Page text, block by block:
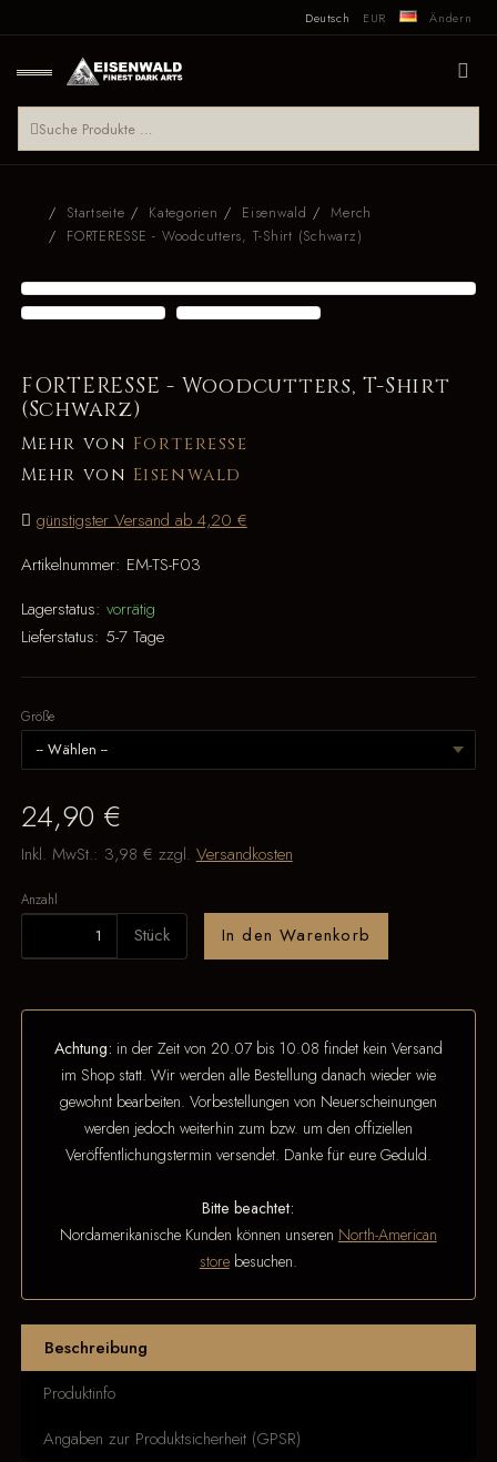
Deutsch EUR Ändern
Startseite Kategorien Eisenwald
Merch
FORTERESSE - Woodcutters, T-Shirt (Schwarz)
FORTERESSE - Woodcutters, T-Shirt
(Schwarz)
Mehr von Forteresse
Mehr von Eisenwald
günstigster Versand ab 4,20 €
Artikelnummer: EM-TS-F03
Lagerstatus: vorrätig
Lieferstatus: 5-7 Tage
Größe
24,90 €
Inkl. MwSt.: 3,98 € zzgl. Versandkosten
Anzahl
Stück In den Warenkorb
Achtung: in der Zeit von 20.07 bis 10.08 findet kein Versand
im Shop statt. Wir werden alle Bestellung danach wieder wie
gewohnt bearbeiten. Vorbestellungen von Neuerscheinungen
werden jedoch weiterhin zum bzw. um den offiziellen
Veröffentlichungstermin versendet. Danke für eure Geduld.
Bitte beachtet:
Nordamerikanische Kunden können unseren North-American
storebesuchen.
Beschreibung
Produktinfo
Angaben zur Produktsicherheit (GPSR)